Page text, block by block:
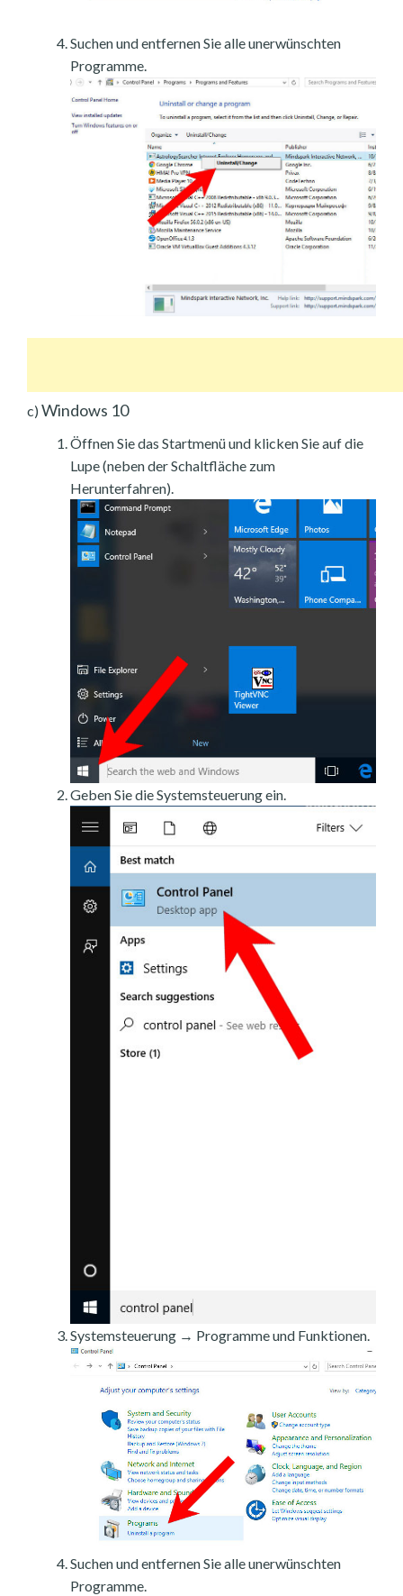
Suchen und entfernen Sie alle unerwünschten
Programme.
c) Windows 10
Öffnen Sie das Startmenü und klicken Sie auf die
Lupe (neben der Schaltfläche zum
Herunterfahren).
Geben Sie die Systemsteuerung ein.
Systemsteuerung → Programme und Funktionen.
Suchen und entfernen Sie alle unerwünschten
Programme.